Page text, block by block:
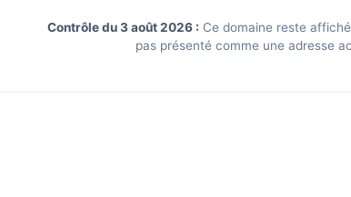
Contrôle du 3 août 2026 : Ce domaine reste
pas présenté comme une adresse